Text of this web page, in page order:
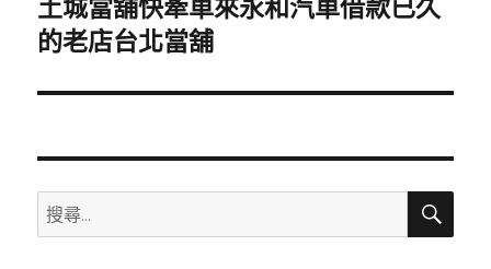
下
一
文
土城當舖快牽車來永和汽車借款已久
的老店台北當舖
搜
尋
搜